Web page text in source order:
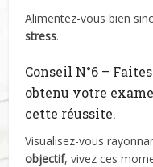
Alimentez-vous bien
stress.
Conseil N°6 –
obtenu votre
cette réussite.
Visualisez-vous
objectif, vivez ces